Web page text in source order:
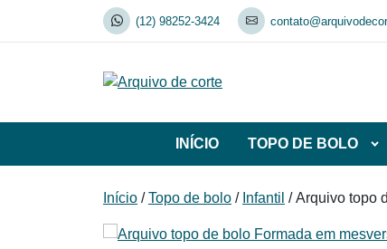
(12) 98252-3424
INÍCIO TOPO DE BOLO
de
Início /Topo de bolo / Infantil / Arquivo topo